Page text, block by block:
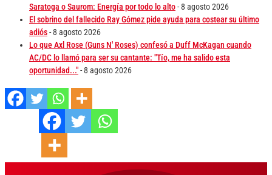
Saratoga o Saurom: Energía por todo lo alto- 8 agosto 2026
El sobrino del fallecido Ray Gómez pide ayuda para costear su último
adiós- 8 agosto 2026
Lo que Axl Rose (Guns N' Roses) confesó a Duff McKagan cuando
AC/DC lo llamó para ser su cantante: "Tío, me ha salido esta
oportunidad..."- 8 agosto 2026